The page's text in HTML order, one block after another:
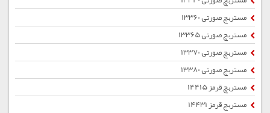
مستربچ صورتی 13360
مستربچ صورتی 13365
مستربچ صورتی 13370
مستربچ صورتی 13380
مستربچ قرمز 14415
مستربچ قرمز 14431